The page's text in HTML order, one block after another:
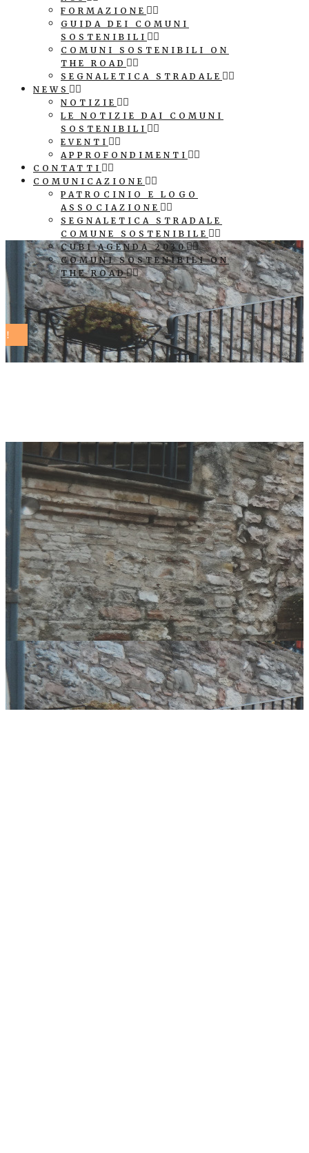
FORMAZIONE
GUIDA DEI COMUNI
SOSTENIBILI
COMUNI SOSTENIBILI ON
THE ROAD
SEGNALETICA STRADALE
NEWS
NOTIZIE
LE NOTIZIE DAI COMUNI
SOSTENIBILI
EVENTI
APPROFONDIMENTI
CONTATTI
COMUNICAZIONE
PATROCINIO E LOGO
ASSOCIAZIONE
SEGNALETICA STRADALE
COMUNE SOSTENIBILE
CUBI AGENDA 2030
COMUNI SOSTENIBILI ON
THE ROAD